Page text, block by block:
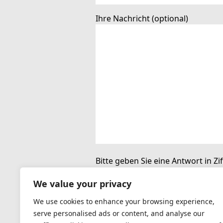
We value your privacy
We use cookies to enhance your browsing experience,
serve personalised ads or content, and analyse our
Ihre Nachricht (optional)
Bitte geben Sie eine Antwort in
fünf × 5 =